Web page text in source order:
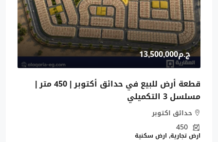
ج.م13,500,000
قطعة أرض للبيع في حدائق أكتوبر | 450 متر |
مسلسل 3 التكميلي
حدائق اكتوبر
450
ارض تجارية, ارض سكنية